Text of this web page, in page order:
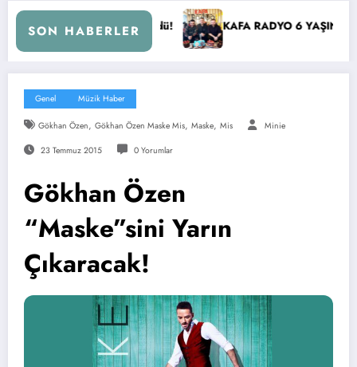
SON HABERLER
KAFA RADYO 6 YAŞINDA! İBB Başkanı
Genel Müzik Haber
Gökhan Özen, Gökhan Özen Maske Mis, Maske, Mis Minie
23 Temmuz 2015 0 Yorumlar
Gökhan Özen
“Maske”sini Yarın
Çıkaracak!